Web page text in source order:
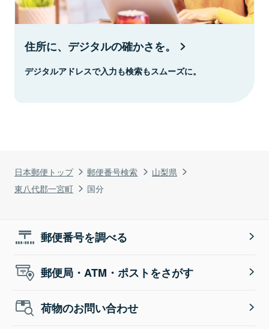
日本郵便トップ 郵便番号検索
山梨県
東八代郡一宮町
国分
住所に、デジタルの確かさを。
デジタルアドレスで入力も検索もスムーズに。
郵便番号を調べる
郵便局・ATM・ポストをさがす
荷物のお問い合わせ